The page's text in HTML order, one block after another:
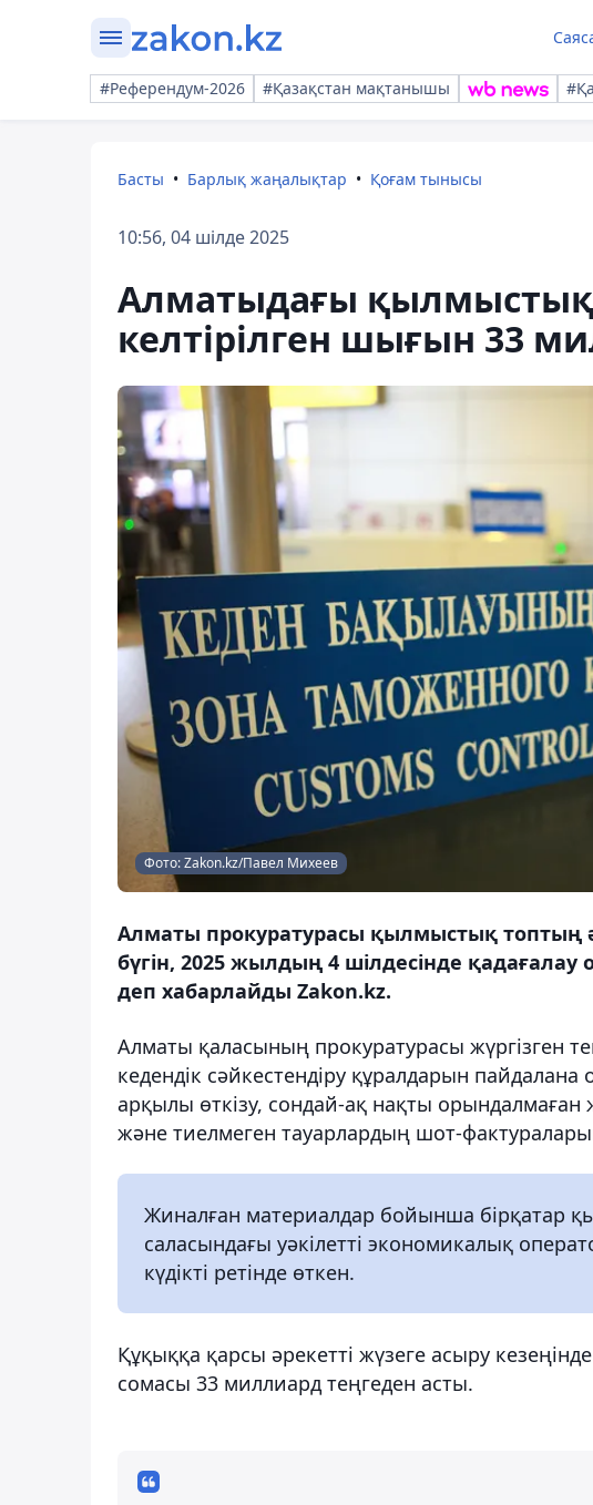
#Референдум-2026 #Қазақстан мақтанышы
Басты Барлық жаңалықтар Қоғам тынысы
10:56, 04 шілде 2025
Алматыдағы қылмыстық
келтірілген шығын 33
Фото: Zakon.kz/Павел Михеев
Алматы прокуратурасы қылмыстық топтың
бүгін, 2025 жылдың 4 шілдесінде қадағалау
деп хабарлайды Zakon.kz.
Алматы қаласының прокуратурасы жүргізген
кедендік сәйкестендіру құралдарын
арқылы өткізу, сондай-ақ нақты
және тиелмеген тауарлардың шот-
Жиналған материалдар бойынша бірқатар
саласындағы уәкілетті экономикалық
күдікті ретінде өткен.
Құқыққа қарсы әрекетті жүзеге асыру
сомасы 33 миллиард теңгеден асты.